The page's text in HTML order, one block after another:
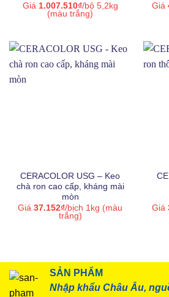
Xi măng(37)
Giá 1.007.510₫/bộ 5,2kg
(màu trắng)
Giá
CERACOLOR USG – Keo
chà ron cao cấp, kháng mài
mòn
Giá 37.152₫/bịch 1kg (màu
trắng)
Giá
SẢN PHẨM
Nhập khẩu Châu Âu,